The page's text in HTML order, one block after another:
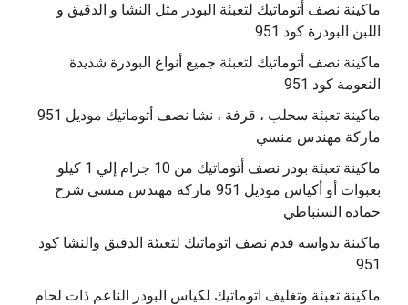
ماكينة نصف أتوماتيك لتعبئة البودر مثل النشا و الدقيق و
اللبن البودرة كود 951
ماكينة نصف أتوماتيك لتعبئة جميع أنواع البودرة شديدة
النعومة كود 951
ماكينة تعبئة سحلب ، قرفة ، نشا نصف أتوماتيك موديل 951
ماركة مهندس منسي
ماكينة تعبئة بودر نصف أتوماتيك من 10 جرام إلي 1 كيلو
بعبوات أو أكياس موديل 951 ماركة مهندس منسي شرح
حماده السنباطي
ماكينة بدواسه قدم نصف اتوماتيك لتعبئة الدقيق والنشا كود
951
ماكينة تعبئة وتغليف اتوماتيك لكياس البودر الناعم ذات لحام